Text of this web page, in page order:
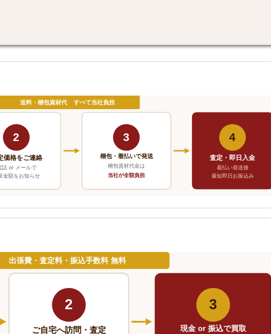
送料・梱包資材代 すべて当社負担
2
価格をご連絡
話 or メールで
金額をお知らせ
3
梱包・着払いで発送
梱包資材代金は
当社が全額負担
4
査定・即日入金
着払い発送後
最短即日お振込み
出張費・査定料・振込手数料 無料
2
ご自宅へ訪問・査定
3
現金 or 振込で買取